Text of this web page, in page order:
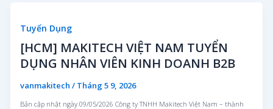
Tuyển Dụng
[HCM] MAKITECH VIỆT NAM TUYỂN
DỤNG NHÂN VIÊN KINH DOANH B2B
vanmakitech/ Tháng 5 9, 2026
Bản cập nhật ngày 09/05/2026 Công ty TNHH Makitech Việt Nam – thành